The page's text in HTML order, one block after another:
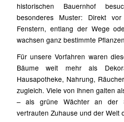
historischen Bauernhof
besonderes Muster: Direkt
Fenstern, entlang der Wege
wachsen ganz bestimmte
Für unsere Vorfahren waren
Bäume weit mehr als
Hausapotheke, Nahrung,
zugleich. Viele von ihnen galten
– als grüne Wächter an der
vertrauten Zuhause und der Welt